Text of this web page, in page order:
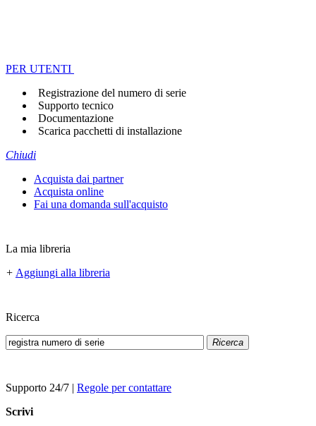
PER UTENTI
Registrazione del numero di serie
Supporto tecnico
Documentazione
Scarica pacchetti di installazione
Chiudi
Acquista dai partner
Acquista online
Fai una domanda sull'acquisto
La mia libreria
+ Aggiungi alla libreria
Ricerca
Ricerca
Supporto 24/7 | Regole per contattare
Scrivi